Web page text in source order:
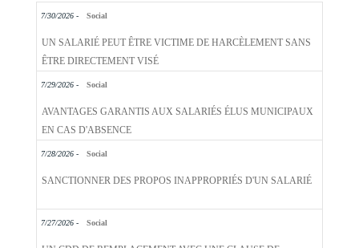
7/30/2026 - Social
UN SALARIÉ PEUT ÊTRE VICTIME DE HARCÈLEMENT SANS
ÊTRE DIRECTEMENT VISÉ
7/29/2026 - Social
AVANTAGES GARANTIS AUX SALARIÉS ÉLUS MUNICIPAUX
EN CAS D'ABSENCE
7/28/2026 - Social
SANCTIONNER DES PROPOS INAPPROPRIÉS D'UN SALARIÉ
7/27/2026 - Social